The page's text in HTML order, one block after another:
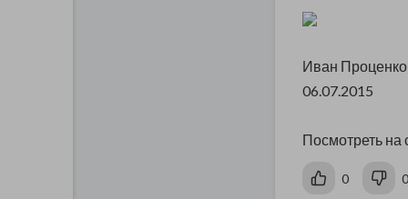
Иван Проценко
06.07.2015
Посмотреть на
0 0